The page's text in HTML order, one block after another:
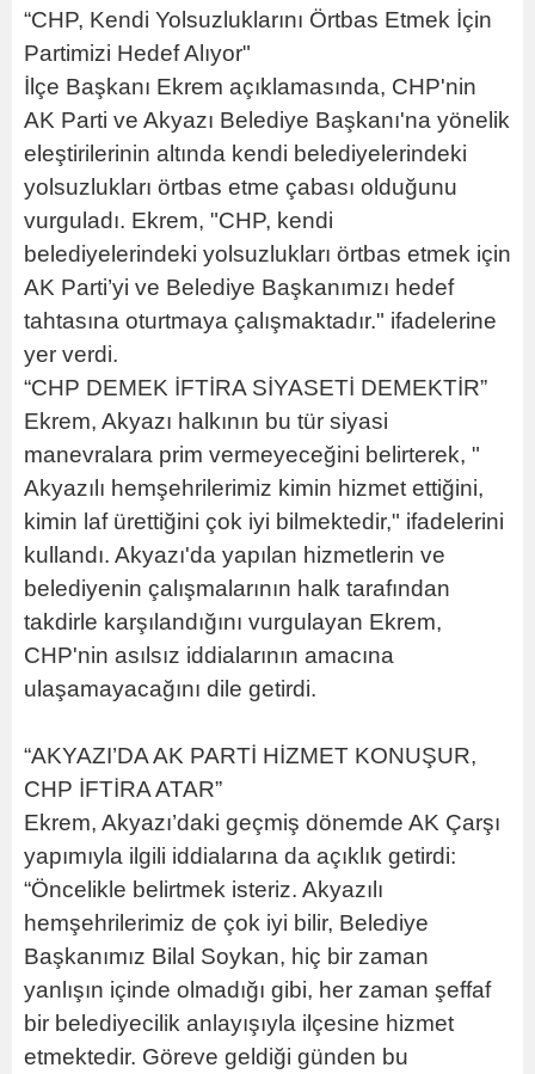
“CHP, Kendi Yolsuzluklarını Örtbas Etmek İçin
Partimizi Hedef Alıyor"
İlçe Başkanı Ekrem açıklamasında, CHP'nin
AK Parti ve Akyazı Belediye Başkanı'na yönelik
eleştirilerinin altında kendi belediyelerindeki
yolsuzlukları örtbas etme çabası olduğunu
vurguladı. Ekrem, "CHP, kendi
belediyelerindeki yolsuzlukları örtbas etmek için
AK Parti’yi ve Belediye Başkanımızı hedef
tahtasına oturtmaya çalışmaktadır." ifadelerine
yer verdi.
“CHP DEMEK İFTİRA SİYASETİ DEMEKTİR”
Ekrem, Akyazı halkının bu tür siyasi
manevralara prim vermeyeceğini belirterek, "
Akyazılı hemşehrilerimiz kimin hizmet ettiğini,
kimin laf ürettiğini çok iyi bilmektedir," ifadelerini
kullandı. Akyazı'da yapılan hizmetlerin ve
belediyenin çalışmalarının halk tarafından
takdirle karşılandığını vurgulayan Ekrem,
CHP'nin asılsız iddialarının amacına
ulaşamayacağını dile getirdi.
“AKYAZI’DA AK PARTİ HİZMET KONUŞUR,
CHP İFTİRA ATAR”
Ekrem, Akyazı’daki geçmiş dönemde AK Çarşı
yapımıyla ilgili iddialarına da açıklık getirdi:
“Öncelikle belirtmek isteriz. Akyazılı
hemşehrilerimiz de çok iyi bilir, Belediye
Başkanımız Bilal Soykan, hiç bir zaman
yanlışın içinde olmadığı gibi, her zaman şeffaf
bir belediyecilik anlayışıyla ilçesine hizmet
etmektedir. Göreve geldiği günden bu